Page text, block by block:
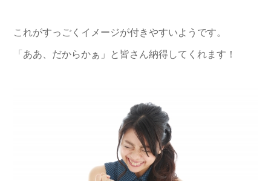
これがすっごくイメージが付きやすいようです。
「ああ、だからかぁ」と皆さん納得してくれます！